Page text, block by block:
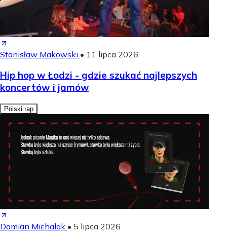
Stanisław Makowski • 11 lipca 2026
Hip hop w Łodzi - gdzie szukać najlepszych
koncertów i jamów
Polski rap
Damian Michalak • 5 lipca 2026